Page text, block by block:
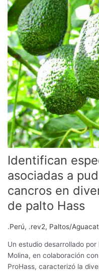
Identifican
asociadas a
cancros en
de palto Hass
.Perú, .rev2, Paltos/
Un estudio desarrollado
Molina, en colaboración
ProHass, caracterizó la
de
Lasiodiplodia
asociadas
a
pudrición
peduncular
y
cancros
en
diversas
regiones
costeras
de
palto
Hass